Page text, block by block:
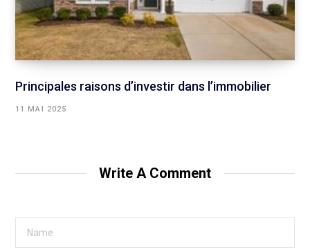
Principales raisons d’investir dans l’immobilier
11 MAI 2025
Write A Comment